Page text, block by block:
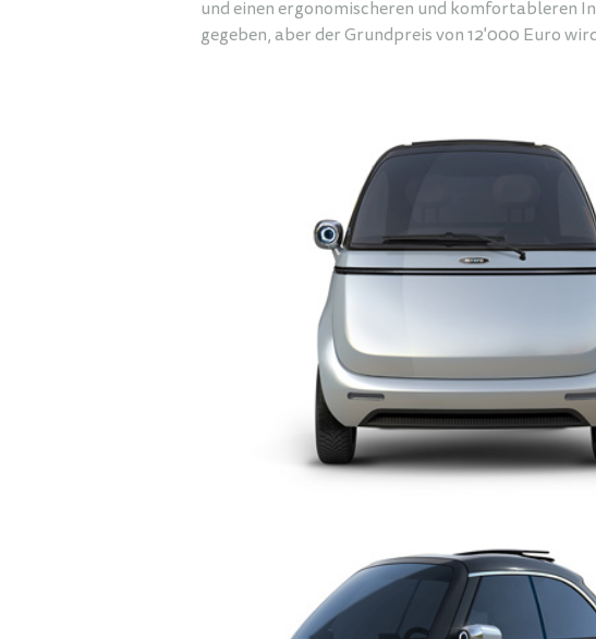
und einen ergonomischeren und komfortableren
gegeben, aber der Grundpreis von 12'000 Euro